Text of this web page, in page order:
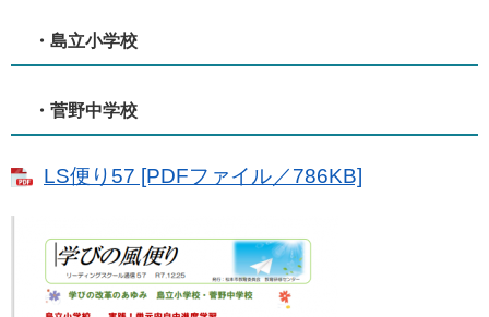
・島立小学校
・菅野中学校
LS便り57 [PDFファイル／786KB]